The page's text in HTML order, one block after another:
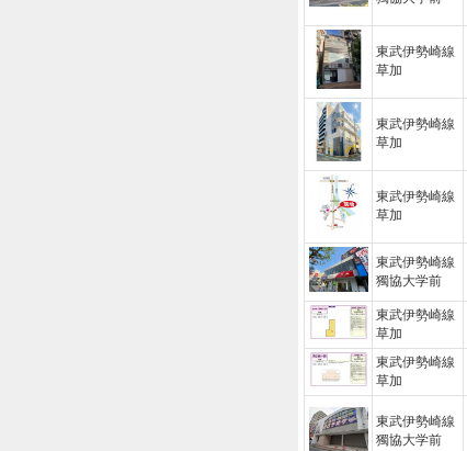
東武伊勢崎線
草加
東武伊勢崎線
草加
東武伊勢崎線
草加
東武伊勢崎線
獨協大学前
東武伊勢崎線
草加
東武伊勢崎線
草加
東武伊勢崎線
獨協大学前